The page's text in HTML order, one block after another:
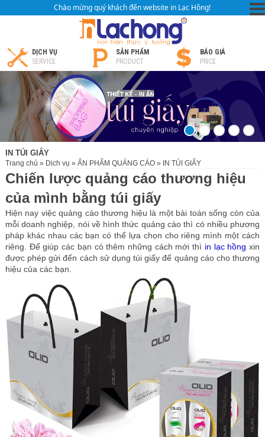
Chào mừng quý khách đến website in Lạc Hồng!
DỊCH VỤ
SERVICE
SẢN PHẨM
PRODUCT
BÁO GIÁ
PRICE
IN TÚI GIẤY
Trang chủ » Dịch vụ » ẤN PHẨM QUẢNG CÁO » IN TÚI GIẤY
Chiến lược quảng cáo thương hiệu
của mình bằng túi giấy
Hiện nay việc quảng cáo thương hiệu là một bài toán sống còn của
mỗi doanh nghiệp, nói về hình thức quảng cáo thì có nhiều phương
pháp khác nhau các bạn có thể lựa chọn cho riêng mình một cách
riêng. Để giúp các bạn có thêm những cách mới thì in lạc hồng xin
được phép gửi đến cách sử dụng túi giấy để quảng cáo cho thương
hiệu của các bạn.